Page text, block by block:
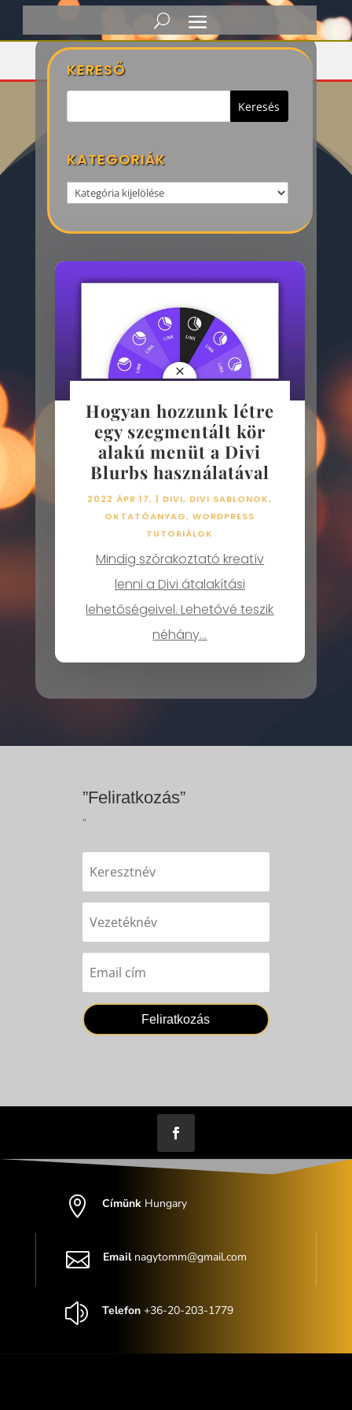
KERESŐ
KATEGORIÁK
Kategoriák
Hogyan hozzunk létre
egy szegmentált kör
alakú menüt a Divi
Blurbs használatával
2022 ÁPR 17, | DIVI, DIVI SABLONOK,
OKTATÓANYAG,WORDPRESS
TUTORIÁLOK
Mindig szórakoztató kreatív
lenni a Divi átalakítási
lehetőségeivel. Lehetővé teszik
néhány...
”Feliratkozás”
”
Feliratkozás
 Címünk Hungary
 Emailnagytomm@gmail.com
z Telefon+36-20-203-1779